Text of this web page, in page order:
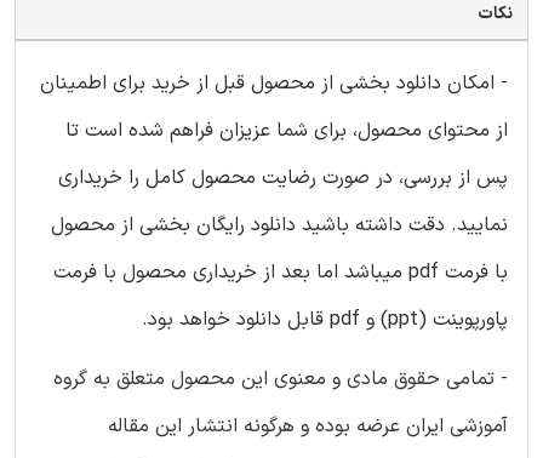
نکات
- امکان دانلود بخشی از محصول قبل از خرید برای اطمینان
از محتوای محصول، برای شما عزیزان فراهم شده است تا
پس از بررسی، در صورت رضایت محصول کامل را خریداری
نمایید. دقت داشته باشید دانلود رایگان بخشی از محصول
با فرمت pdf میباشد اما بعد از خریداری محصول با فرمت
پاورپوینت (ppt) و pdf قابل دانلود خواهد بود.
- تمامی حقوق مادی و معنوی این محصول متعلق به گروه
آموزشی ایران عرضه بوده و هرگونه انتشار این مقاله